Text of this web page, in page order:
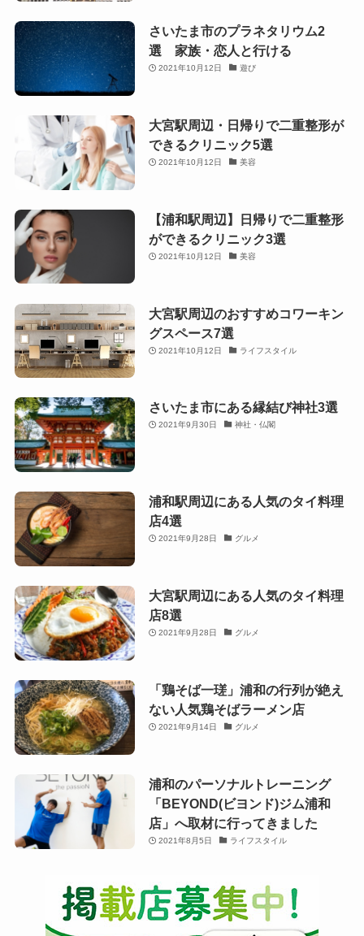
さいたま市のプラネタリウム2
選 家族・恋人と行ける
2021年10月12日 遊び
大宮駅周辺・日帰りで二重整形が
できるクリニック5選
2021年10月12日 美容
【浦和駅周辺】日帰りで二重整形
ができるクリニック3選
2021年10月12日 美容
大宮駅周辺のおすすめコワーキン
グスペース7選
2021年10月12日 ライフスタイル
さいたま市にある縁結び神社3選
2021年9月30日 神社・仏閣
浦和駅周辺にある人気のタイ料理
店4選
2021年9月28日 グルメ
大宮駅周辺にある人気のタイ料理
店8選
2021年9月28日 グルメ
「鶏そば一瑳」浦和の行列が絶え
ない人気鶏そばラーメン店
2021年9月14日 グルメ
浦和のパーソナルトレーニング
「BEYOND(ビヨンド)ジム浦和
店」へ取材に行ってきました
2021年8月5日 ライフスタイル